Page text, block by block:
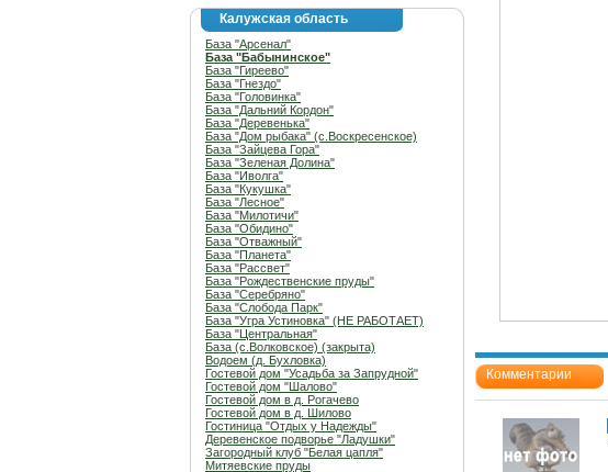
Калужская область
База "Арсенал"
База "Бабынинское"
База "Гиреево"
База "Гнездо"
База "Головинка"
База "Дальний Кордон"
База "Деревенька"
База "Дом рыбака" (с.Воскресенское)
База "Зайцева Гора"
База "Зеленая Долина"
База "Иволга"
База "Кукушка"
База "Лесное"
База "Милотичи"
База "Обидино"
База "Отважный"
База "Планета"
База "Рассвет"
База "Рождественские пруды"
База "Серебряно"
База "Слобода Парк"
База "Угра Устиновка" (НЕ РАБОТАЕТ)
База "Центральная"
База (с.Волковское) (закрыта)
Водоем (д. Бухловка)
Гостевой дом "Усадьба за Запрудной"
Гостевой дом "Шалово"
Гостевой дом в д. Рогачево
Гостевой дом в д. Шилово
Гостиница "Отдых у Надежды"
Деревенское подворье "Ладушки"
Загородный клуб "Белая цапля"
Митяевские пруды
Комментарии